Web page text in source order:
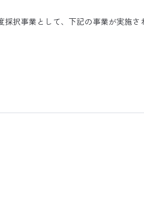
択事業として、下記の事業が実施さ